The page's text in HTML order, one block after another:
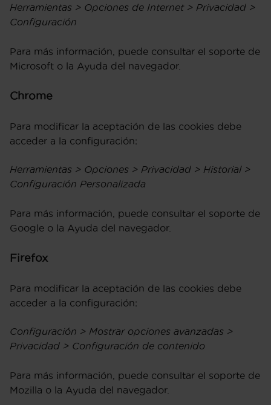
Herramientas > Opciones de Internet > Privacidad >
Configuración
Para más información, puede consultar el soporte de
Microsoft o la Ayuda del navegador.
Chrome
Para modificar la aceptación de las cookies debe
acceder a la configuración:
Herramientas > Opciones > Privacidad > Historial >
Configuración Personalizada
Para más información, puede consultar el soporte de
Google o la Ayuda del navegador.
Firefox
Para modificar la aceptación de las cookies debe
acceder a la configuración:
Configuración > Mostrar opciones avanzadas >
Privacidad > Configuración de contenido
Para más información, puede consultar el soporte de
Mozilla o la Ayuda del navegador.